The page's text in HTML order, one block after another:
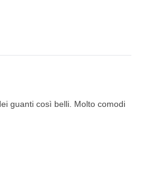
guanti così belli. Molto comodi